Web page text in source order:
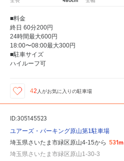
■料金
終日 60分200円
24時間最大600円
18:00〜08:00最大300円
■駐車サイズ
ハイルーフ可
42 人がお気に入りの駐車場
ID:305145523
ユアーズ・パーキング原山第1駐車場
埼玉県さいたま市緑区原山4-15から 531m
埼玉県さいたま市緑区原山1-30-3